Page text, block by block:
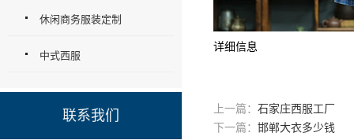
详细信息
上一篇： 石家庄西服工厂
下一篇： 邯郸大衣多少钱
休闲商务服装定制
中式西服
联系我们